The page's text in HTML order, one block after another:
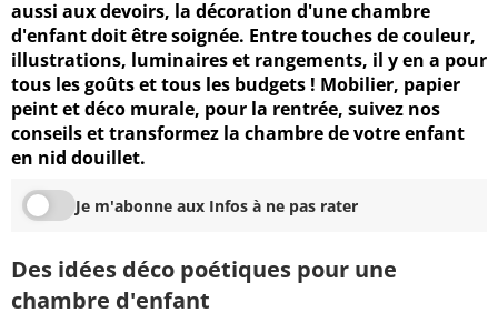
aussi aux devoirs, la décoration d'une chambre
d'enfant doit être soignée. Entre touches de couleur,
illustrations, luminaires et rangements, il y en a pour
tous les goûts et tous les budgets ! Mobilier, papier
peint et déco murale, pour la rentrée, suivez nos
conseils et transformez la chambre de votre enfant
en nid douillet.
Je m'abonne aux Infos à ne pas rater
Des idées déco poétiques pour une
chambre d'enfant